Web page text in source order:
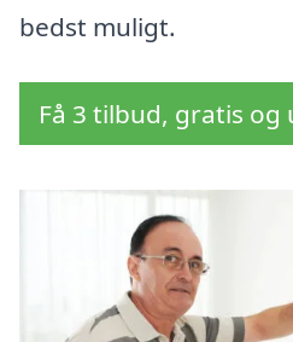
bedst muligt.
Få 3 tilbud, gratis